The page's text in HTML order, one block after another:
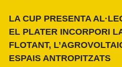
LA CUP PRESENTA
EL PLATER INCORPORI
FLOTANT,
ESPAIS ANTROPITZATS